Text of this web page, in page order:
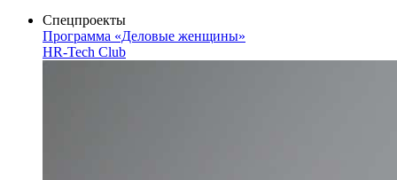
Спецпроекты
Программа «Деловые женщины»
HR-Tech Club